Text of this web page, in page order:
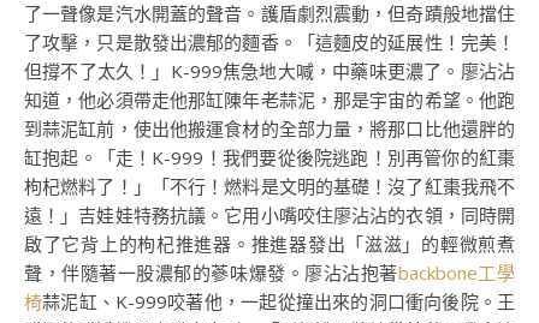
了一聲像是汽水開蓋的聲音。護盾劇烈震動，但奇蹟般地擋住
了攻擊，只是散發出濃郁的麵香。「這麵皮的延展性！完美！
但撐不了太久！」K-999焦急地大喊，中藥味更濃了。廖沾沾
知道，他必須帶走他那缸陳年老蒜泥，那是宇宙的希望。他跑
到蒜泥缸前，使出他搬運食材的全部力量，將那口比他還胖的
缸抱起。「走！K-999！我們要從後院逃跑！別再管你的紅棗
枸杞燃料了！」「不行！燃料是文明的基礎！沒了紅棗我飛不
遠！」吉娃娃特務抗議。它用小嘴咬住廖沾沾的衣領，同時開
啟了它背上的枸杞推進器。推進器發出「滋滋」的輕微煎煮
聲，伴隨著一股濃郁的蔘味爆發。廖沾沾抱著backbone工學
椅蒜泥缸、K-999咬著他，一起從撞出來的洞口衝向後院。王